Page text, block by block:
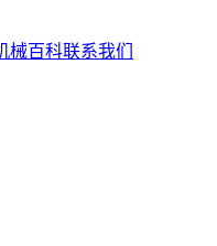
械百科联系我们